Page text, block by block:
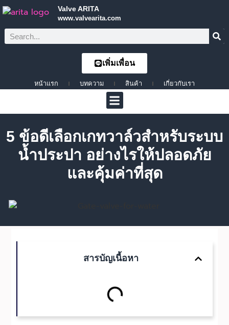
Valve ARITA
www.valvearita.com
เพิ่มเพื่อน
หน้าแรก บทความ สินค้า เกี่ยวกับเรา
5 ข้อดีเลือกเกทวาล์วสำหรับระบบ
น้ำประปา อย่างไรให้ปลอดภัย
และคุ้มค่าที่สุด
สารบัญเนื้อหา